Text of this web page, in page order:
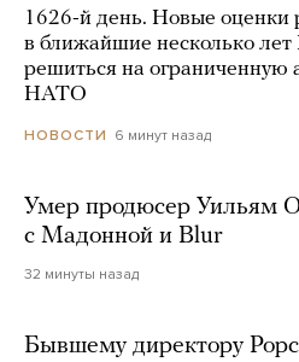
1626-й день. Новые
в ближайшие несколько
решиться на ограниченную
НАТО
НОВОСТИ 6 минут назад
Умер продюсер Уильям
с Мадонной и Blur
32 минуты назад
Бывшему директору